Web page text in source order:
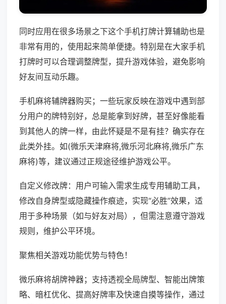
同时应用在很多场景之下这个手机打牌计算辅助也是
非常有用的，使用起来简单便捷。特别是在大家手机
打牌时可以合理调整牌型，提升游戏体验，避免影响
好友间互动乐趣。
手机麻将辅牌器购买；一些玩家反映在游戏中遇到部
分用户的牌特别好，总是能拿到好牌，甚至好像能看
到其他人的牌一样，由此怀疑是不是有挂？确实存在
此类外挂。如(微乐天津麻将,微乐河北麻将,微乐广东
麻将)等，建议通过正规途径维护游戏公平。
自定义修改牌：用户可输入需求生成专用辅助工具，
修改自身牌型或隐藏操作痕迹，实现“必胜”效果，适
用于多种场景（如与好友对局），但需注意遵守游戏
规则，维护公平环境。
聚焦相关游戏功能优势与特色！
微乐麻将胡牌神器；支持透视全局牌型、智能出牌策
略、暗杠优化、提高好牌率及快速自摸等操作，通过